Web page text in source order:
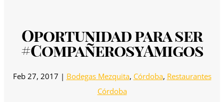
Oportunidad para ser
#CompañerosyAmigos
Feb 27, 2017 | Bodegas Mezquita, Córdoba, Restaurantes
Córdoba